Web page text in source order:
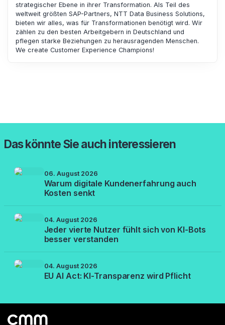
strategischer Ebene in ihrer Transformation. Als Teil des
weltweit größten SAP-Partners, NTT Data Business Solutions,
bieten wir alles, was für Transformationen benötigt wird. Wir
zählen zu den besten Arbeitgebern in Deutschland und
pflegen starke Beziehungen zu herausragenden Menschen.
We create Customer Experience Champions!
Das könnte Sie auch interessieren
06. August 2026
Warum digitale Kundenerfahrung auch
Kosten senkt
04. August 2026
Jeder vierte Nutzer fühlt sich von KI-Bots
besser verstanden
04. August 2026
EU AI Act: KI-Transparenz wird Pflicht